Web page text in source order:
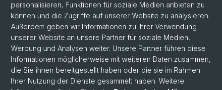
Verfügbarkeit: im Internet (extern) und im universitären
Netzwerk (oder VPN)
personalisieren, Funktionen für soziale Medien anbieten zu
können und die Zugriffe auf unserer Website zu analysieren.
Außerdem geben wir Informationen zu Ihrer Verwendung
unserer Website an unsere Partner für soziale Medien,
Werbung und Analysen weiter. Unsere Partner führen diese
Informationen möglicherweise mit weiteren Daten zusammen,
die Sie ihnen bereitgestellt haben oder die sie im Rahmen
Ihrer Nutzung der Dienste gesammelt haben. Weitere